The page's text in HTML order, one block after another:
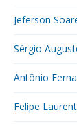
Jeferson
Sérgio
Antônio
Felipe